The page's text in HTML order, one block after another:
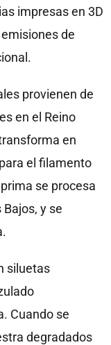
impresas en 3D
de
provienen de
en el Reino
en
el filamento
se procesa
y se
siluetas
Cuando se
degradados